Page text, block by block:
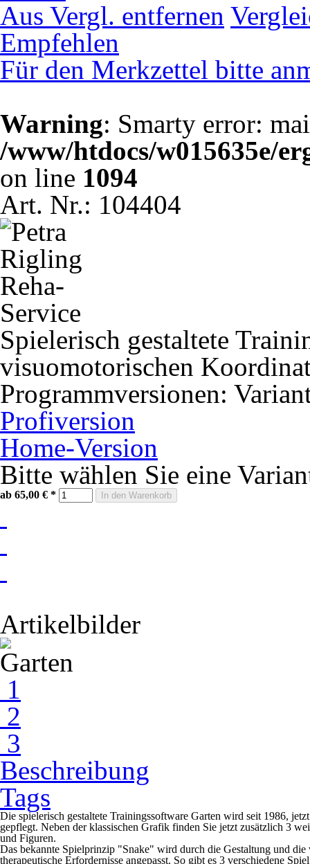
Aus Vergl. entfernen
Empfehlen
Für den Merkzettel bitte
Warning: Smarty error:
/www/htdocs/w015635e/
on line 1094
Art. Nr.: 104404
Spielerisch gestaltete
visuomotorischen
Programmversionen:
Profiversion
Home-Version
Bitte wählen Sie eine
ab 65,00 € * In den Warenkorb
Artikelbilder
1
2
3
Beschreibung
Tags
Die spielerisch gestaltete Trainingssoftware Garten wird seit 1986,
gepflegt. Neben der klassischen Grafik finden Sie jetzt zusätzlich 3
und Figuren.
Das bekannte Spielprinzip "Snake" wird durch die Gestaltung und die
therapeutische Erfordernisse angepasst. So gibt es 3 verschiedene